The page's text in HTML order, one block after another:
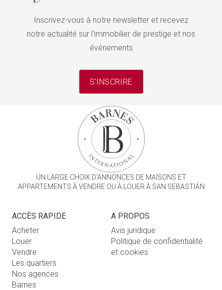
Inscrivez-vous à notre newsletter et recevez
notre actualité sur l'immobilier de prestige et nos
événements
S'INSCRIRE
UN LARGE CHOIX D'ANNONCES DE MAISONS ET
APPARTEMENTS À VENDRE OU À LOUER À SAN SEBASTIÁN
ACCÈS RAPIDE
Acheter
Louer
Vendre
Les quartiers
Nos agences
Barnes
A PROPOS
Avis juridique
Politique de confidentialité
et cookies